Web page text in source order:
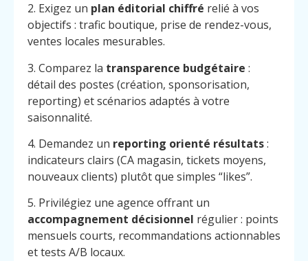
2. Exigez un plan éditorial chiffré relié à vos
objectifs : trafic boutique, prise de rendez-vous,
ventes locales mesurables.
3. Comparez la transparence budgétaire :
détail des postes (création, sponsorisation,
reporting) et scénarios adaptés à votre
saisonnalité.
4. Demandez un reporting orienté résultats:
indicateurs clairs (CA magasin, tickets moyens,
nouveaux clients) plutôt que simples “likes”.
5. Privilégiez une agence offrant un
accompagnement décisionnel régulier : points
mensuels courts, recommandations actionnables
et tests A/B locaux.